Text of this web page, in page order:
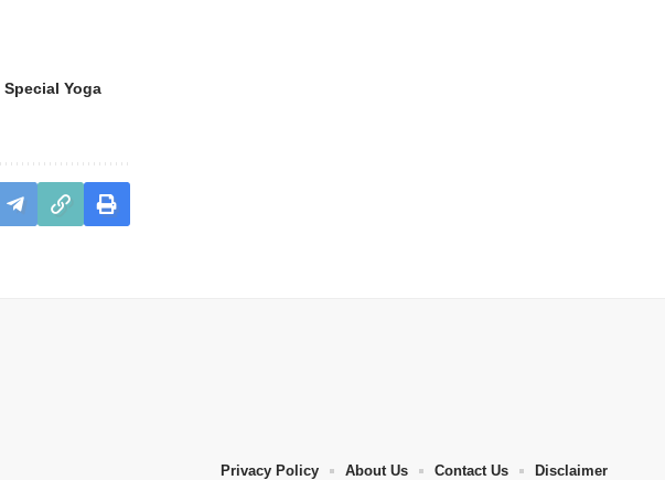
Special Yoga
Privacy Policy About Us Contact Us Disclaimer